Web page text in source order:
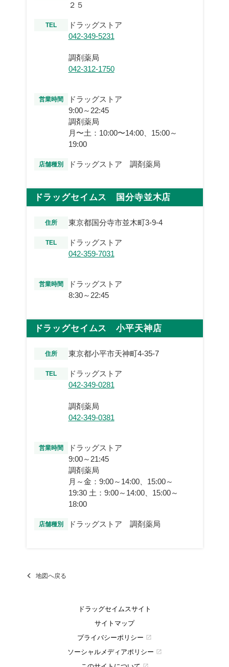
２５
TEL
ドラッグストア
042-349-5231
調剤薬局
042-312-1750
営業時間
ドラッグストア
9:00～22:45
調剤薬局
月〜土：10:00〜14:00、15:00～
19:00
店舗種別 ドラッグストア 調剤薬局
ドラッグセイムス 国分寺並木店
住所 東京都国分寺市並木町3-9-4
TEL
ドラッグストア
042-359-7031
営業時間
ドラッグストア
8:30～22:45
ドラッグセイムス 小平天神店
住所 東京都小平市天神町4-35-7
TEL
ドラッグストア
042-349-0281
調剤薬局
042-349-0381
営業時間
ドラッグストア
9:00～21:45
調剤薬局
月～金：9:00～14:00、15:00～
19:30 土：9:00～14:00、15:00～
18:00
店舗種別 ドラッグストア 調剤薬局
地図へ戻る
ドラッグセイムスサイト
サイトマップ
プライバシーポリシー
open_in_new
ソーシャルメディアポリシー open_in_new